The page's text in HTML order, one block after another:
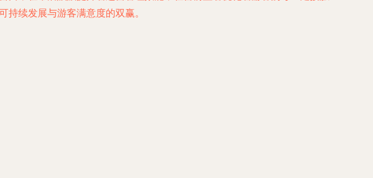
续发展与游客满意度的双赢。